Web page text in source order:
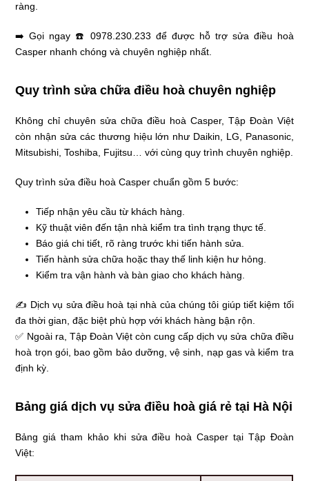
ràng.
➡️ Gọi ngay ☎️ 0978.230.233 để được hỗ trợ sửa điều hoà
Casper nhanh chóng và chuyên nghiệp nhất.
Quy trình sửa chữa điều hoà chuyên nghiệp
Không chỉ chuyên sửa chữa điều hoà Casper, Tập Đoàn Việt
còn nhận sửa các thương hiệu lớn như Daikin, LG, Panasonic,
Mitsubishi, Toshiba, Fujitsu… với cùng quy trình chuyên nghiệp.
Quy trình sửa điều hoà Casper chuẩn gồm 5 bước:
Tiếp nhận yêu cầu từ khách hàng.
Kỹ thuật viên đến tận nhà kiểm tra tình trạng thực tế.
Báo giá chi tiết, rõ ràng trước khi tiến hành sửa.
Tiến hành sửa chữa hoặc thay thế linh kiện hư hỏng.
Kiểm tra vận hành và bàn giao cho khách hàng.
✍ Dịch vụ sửa điều hoà tại nhà của chúng tôi giúp tiết kiệm tối
đa thời gian, đặc biệt phù hợp với khách hàng bận rộn.
✅ Ngoài ra, Tập Đoàn Việt còn cung cấp dịch vụ sửa chữa điều
hoà trọn gói, bao gồm bảo dưỡng, vệ sinh, nạp gas và kiểm tra
định kỳ.
Bảng giá dịch vụ sửa điều hoà giá rẻ tại Hà Nội
Bảng giá tham khảo khi sửa điều hoà Casper tại Tập Đoàn
Việt: